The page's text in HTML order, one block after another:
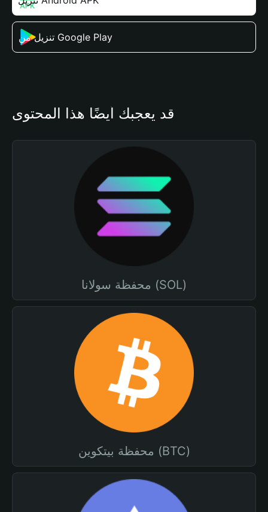
تنزيل من Google Play
قد يعجبك أيضًا هذا المحتوى
محفظة سولانا (SOL)
محفظة بيتكوين (BTC)